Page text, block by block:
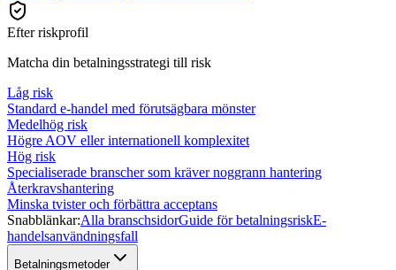
Efter riskprofil
Matcha din betalningsstrategi till risk
Låg risk
Standard e-handel med förutsägbara mönster
Medelhög risk
Högre AOV eller internationell komplexitet
Hög risk
Specialiserade branscher som kräver noggrann hantering
Återkravshantering
Minska tvister och förbättra acceptans
Snabblänkar:Alla branschsidorGuide för betalningsriskE-
handelsanvändningsfall
Betalningsmetoder